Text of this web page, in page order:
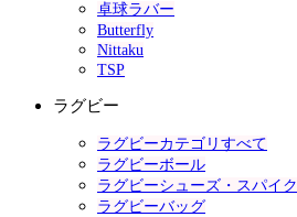
卓球ラバー
Butterfly
Nittaku
TSP
ラグビー
ラグビーカテゴリすべて
ラグビーボール
ラグビーシューズ・スパイク
ラグビーバッグ